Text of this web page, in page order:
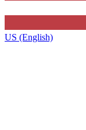
US (English)